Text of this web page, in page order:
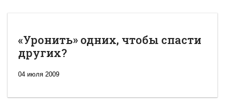
«Уронить» одних, чтобы спасти
других?
04 июля 2009